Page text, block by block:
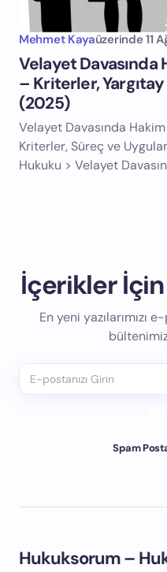
Mehmet Kayaüzerinde 11
Velayet Davasında
– Kriterler,
(2025)
Velayet Davasında
Kriterler, Süreç ve
Hukuku > Velayet
İçerikler İçin
En yeni yazılarımızı
Spam
Hukuksorum –